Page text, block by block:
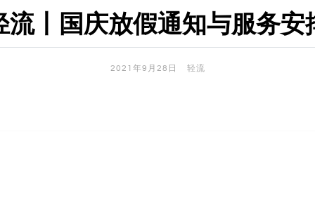
流丨国庆放假通知与服务安
2021年9月28日 轻流